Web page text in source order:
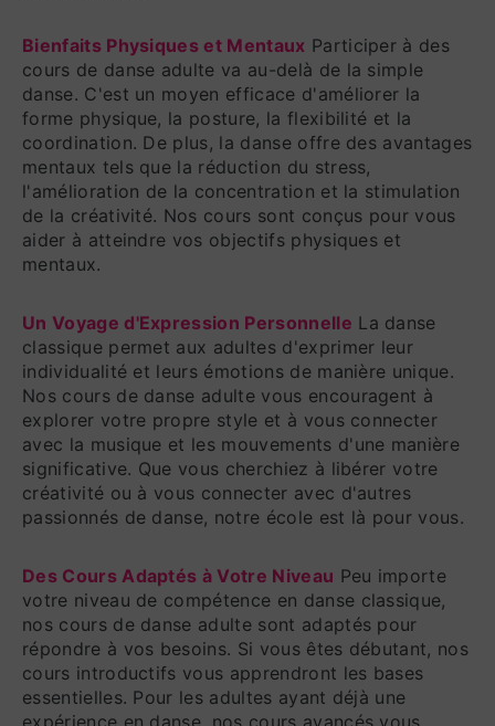
Bienfaits Physiques et Mentaux Participer à des
cours de danse adulte va au-delà de la simple
danse. C'est un moyen efficace d'améliorer la
forme physique, la posture, la flexibilité et la
coordination. De plus, la danse offre des avantages
mentaux tels que la réduction du stress,
l'amélioration de la concentration et la stimulation
de la créativité. Nos cours sont conçus pour vous
aider à atteindre vos objectifs physiques et
mentaux.
Un Voyage d'Expression Personnelle La danse
classique permet aux adultes d'exprimer leur
individualité et leurs émotions de manière unique.
Nos cours de danse adulte vous encouragent à
explorer votre propre style et à vous connecter
avec la musique et les mouvements d'une manière
significative. Que vous cherchiez à libérer votre
créativité ou à vous connecter avec d'autres
passionnés de danse, notre école est là pour vous.
Des Cours Adaptés à Votre Niveau Peu importe
votre niveau de compétence en danse classique,
nos cours de danse adulte sont adaptés pour
répondre à vos besoins. Si vous êtes débutant, nos
cours introductifs vous apprendront les bases
essentielles. Pour les adultes ayant déjà une